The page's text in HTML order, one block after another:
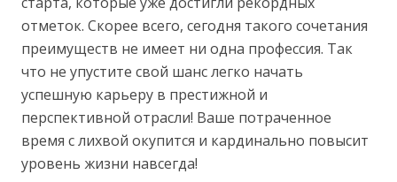
отметок. Скорее всего, сегодня такого сочетания
преимуществ не имеет ни одна профессия. Так
что не упустите свой шанс легко начать
успешную карьеру в престижной и
перспективной отрасли! Ваше потраченное
время с лихвой окупится и кардинально повысит
уровень жизни навсегда!